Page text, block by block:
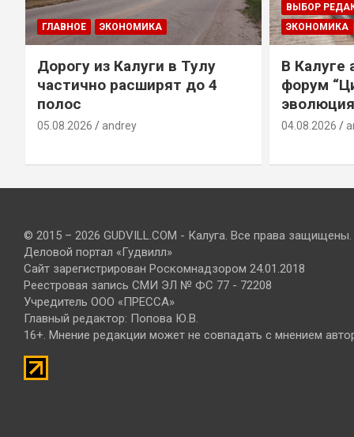
ГЛАВНОЕ ЭКОНОМИКА
Дорогу из Калуги в Тулу
частично расширят до 4
полос
05.08.2026 andrey
ВЫБОР
ЭКОНОМИКА
В Калуге
форум
04.08.2026
© 2015 – 2026 GUDVILL.COM - Калуга. Все права защищены.
Деловой портал «Гудвилл»
Сайт зарегистрирован Роскомнадзором 24.01.2018
Реестровая запись СМИ ЭЛ № ФС 77 - 72208
Учредитель ООО «ПРЕССА»
Главный редактор: Попова Ю.В.
16+. Мнение редакции может не совпадать с мнением